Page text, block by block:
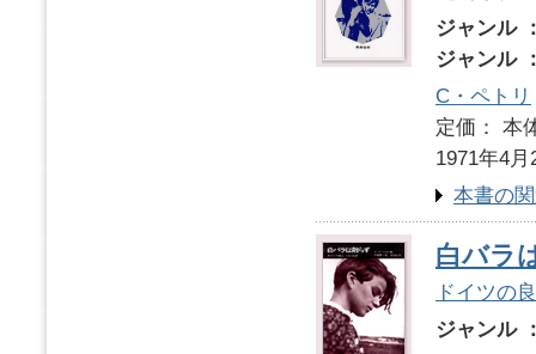
ジャンル
ジャンル
C・ペトリ
定価：
1971年4月
本書の
白バラ
ドイツの
ジャンル